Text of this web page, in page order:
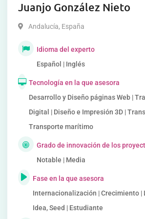
Juanjo González Nieto
Andalucía, España
Idioma del experto
Español | Inglés
Tecnología en la que asesora
Desarrollo y Diseño páginas Web |
Digital | Diseño e Impresión 3D |
Transporte marítimo
Grado de innovación de los
Notable | Media
Fase en la que asesora
Internacionalización | Crecimiento |
Idea, Seed | Estudiante